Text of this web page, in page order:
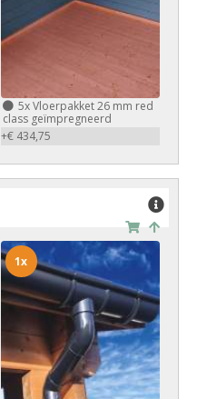
5xVloerpakket 26 mm red
class geïmpregneerd
+€ 434,75
1x